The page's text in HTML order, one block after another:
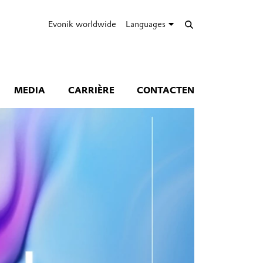
Evonik worldwide Languages
MEDIA CARRIÈRE CONTACTEN